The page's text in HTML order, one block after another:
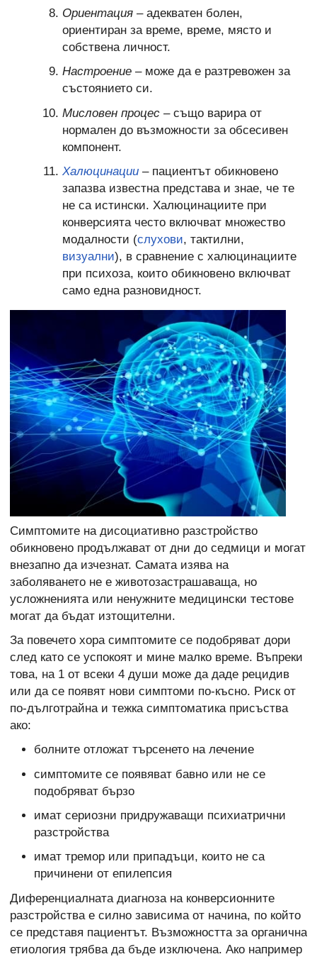
Ориентация– адекватен болен,
ориентиран за време, време, място и
собствена личност.
Настроение– може да е разтревожен за
състоянието си.
Мисловен процес– също варира от
нормален до възможности за обсесивен
компонент.
Халюцинации– пациентът обикновено
запазва известна представа и знае, че те
не са истински. Халюцинациите при
конверсията често включват множество
модалности (слухови, тактилни,
визуални), в сравнение с халюцинациите
при психоза, които обикновено включват
само една разновидност.
Симптомите на дисоциативно разстройство
обикновено продължават от дни до седмици и могат
внезапно да изчезнат. Самата изява на
заболяването не е животозастрашаваща, но
усложненията или ненужните медицински тестове
могат да бъдат изтощителни.
За повечето хора симптомите се подобряват дори
след като се успокоят и мине малко време. Въпреки
това, на 1 от всеки 4 души може да даде рецидив
или да се появят нови симптоми по-късно. Риск от
по-дълготрайна и тежка симптоматика присъства
ако:
болните отложат търсенето на лечение
симптомите се появяват бавно или не се
подобряват бързо
имат сериозни придружаващи психиатрични
разстройства
имат тремор или припадъци, които не са
причинени от епилепсия
Диференциалната диагноза на конверсионните
разстройства е силно зависима от начина, по който
се представя пациентът. Възможността за органична
етиология трябва да бъде изключена. Ако например